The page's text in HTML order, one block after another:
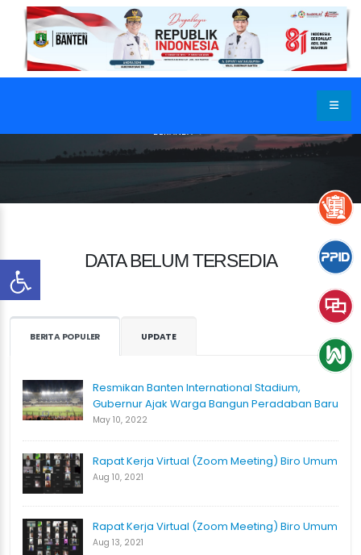
BERANDA
DATA BELUM TERSEDIA
BERITA POPULER UPDATE
Resmikan Banten International Stadium,
Gubernur Ajak Warga Bangun Peradaban Baru
May 10, 2022
Rapat Kerja Virtual (Zoom Meeting) Biro Umum
Aug 10, 2021
Rapat Kerja Virtual (Zoom Meeting) Biro Umum
Aug 13, 2021